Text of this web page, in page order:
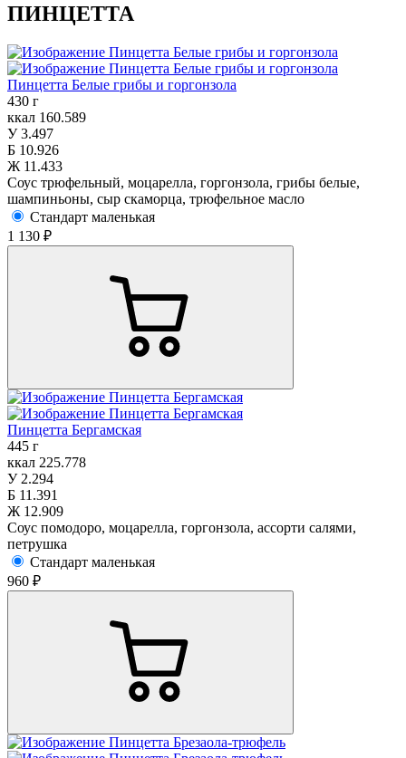
ПИНЦЕТТА
Пинцетта Белые грибы и горгонзола
430 г
ккал 160.589
У3.497
Б 10.926
Ж 11.433
Соус трюфельный, моцарелла, горгонзола, грибы белые,
шампиньоны, сыр скаморца, трюфельное масло
Стандарт маленькая
1 130 ₽
Пинцетта Бергамская
445 г
ккал 225.778
У2.294
Б 11.391
Ж 12.909
Соус помодоро, моцарелла, горгонзола, ассорти салями,
петрушка
Стандарт маленькая
960 ₽